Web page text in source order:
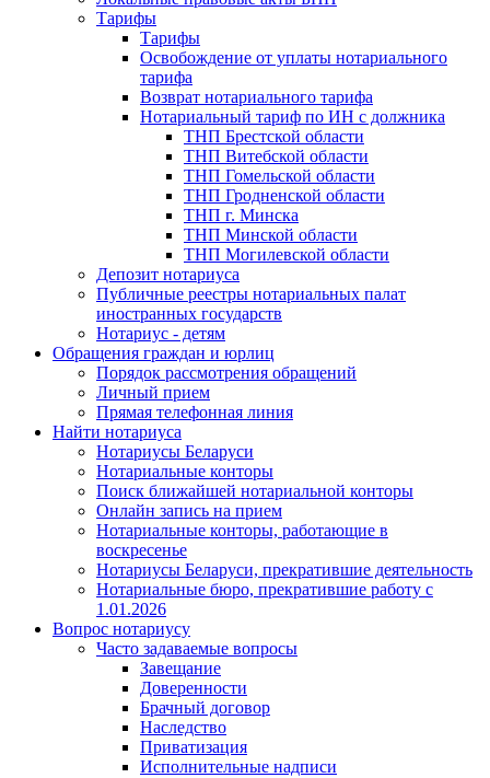
Тарифы
Тарифы
Освобождение от уплаты нотариального
тарифа
Возврат нотариального тарифа
Нотариальный тариф по ИН с должника
ТНП Брестской области
ТНП Витебской области
ТНП Гомельской области
ТНП Гродненской области
ТНП г. Минска
ТНП Минской области
ТНП Могилевской области
Депозит нотариуса
Публичные реестры нотариальных палат
иностранных государств
Нотариус - детям
Обращения граждан и юрлиц
Порядок рассмотрения обращений
Личный прием
Прямая телефонная линия
Найти нотариуса
Нотариусы Беларуси
Нотариальные конторы
Поиск ближайшей нотариальной конторы
Онлайн запись на прием
Нотариальные конторы, работающие в
воскресенье
Нотариусы Беларуси, прекратившие деятельность
Нотариальные бюро, прекратившие работу с
1.01.2026
Вопрос нотариусу
Часто задаваемые вопросы
Завещание
Доверенности
Брачный договор
Наследство
Приватизация
Исполнительные надписи